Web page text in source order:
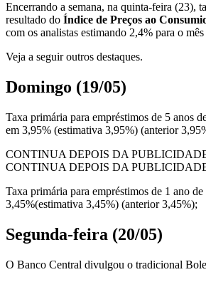
Encerrando a semana, na quinta-feira (23),
resultado do Índice de Preços ao
com os analistas estimando 2,4% para o
Veja a seguir outros destaques.
Domingo (19/05)
Taxa primária para empréstimos de 5 anos
em 3,95% (estimativa 3,95%) (anterior
CONTINUA DEPOIS DA
CONTINUA DEPOIS DA
Taxa primária para empréstimos de 1 ano
3,45%(estimativa 3,45%) (anterior 3,45%);
Segunda-feira (20/05)
O Banco Central divulgou o tradicional